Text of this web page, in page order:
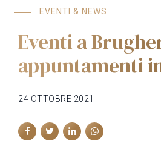
EVENTI & NEWS
Eventi a
appuntamenti
24 OTTOBRE 2021